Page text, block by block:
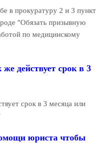
в прокуратуру 2 и 3 пункт
"Обязать призывную
по медицинскому
действует срок в 3
срок в 3 месяца или
юриста чтобы